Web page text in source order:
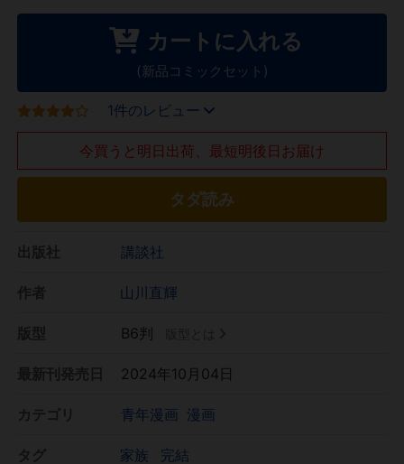
カートに入れる
(新品コミックセット)
1件のレビュー
今買うと明日出荷、最短明後日お届け
タダ読み
講談社
山川直輝
B6判
2024年10月04日
青年漫画 漫画
家族 完結